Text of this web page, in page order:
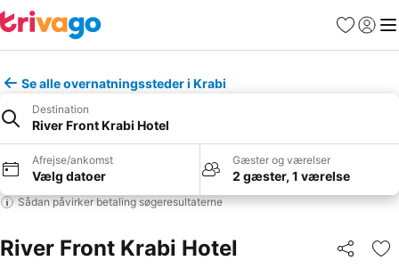
Favoritter
Log ind
Se alle overnatningssteder i Krabi
Destination
River Front Krabi Hotel
Afrejse/ankomst
Vælg datoer
Gæster og værelser
2 gæster, 1 værelse
Sådan påvirker betaling søgeresultaterne
River Front Krabi Hotel Del